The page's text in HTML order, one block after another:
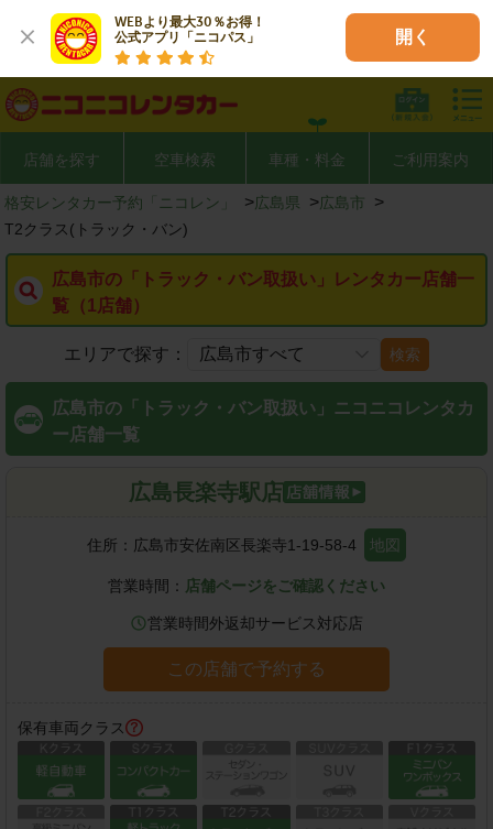
WEBより最大30％お得！
公式アプリ「ニコパス」
開く
店舗を探す 空車検索 車種・料金 ご利用案内
格安レンタカー予約「ニコレン」 >広島県 >広島市 >
T2クラス(トラック・バン)
広島市の「トラック・バン取扱い」レンタカー店舗一
覧（1店舗）
エリアで探す： 検索
広島市の「トラック・バン取扱い」ニコニコレンタカ
ー店舗一覧
広島長楽寺駅店
住所： 広島市安佐南区長楽寺1-19-58-4 地図
営業時間： 店舗ページをご確認ください
営業時間外返却サービス対応店
この店舗で予約する
保有車両クラス